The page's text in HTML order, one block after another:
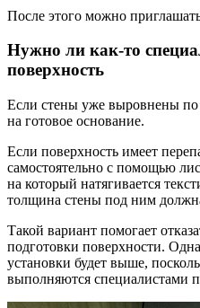
После этого можно
Нужно ли как-то
поверхность
Если стены уже выровнены
на готовое основание.
Если поверхность имеет
самостоятельно с помощью
на который натягивается
толщина стены под ним
Такой вариант помогает
подготовки поверхности.
установки будет выше,
выполняются специалистами